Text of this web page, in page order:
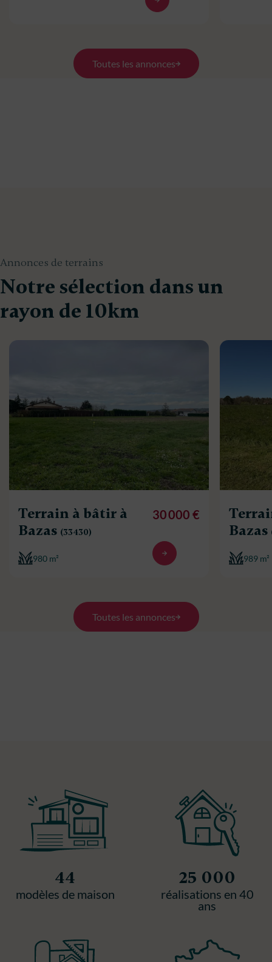
Toutes les annonces
Annonces de terrains
Notre sélection dans un
rayon de 10km
Terrain à bâtir à
Bazas (33430)
980 m²
30 000 €
Bazas
989 m²
Toutes les annonces
44
modèles de maison
25 000
réalisations en 40
ans